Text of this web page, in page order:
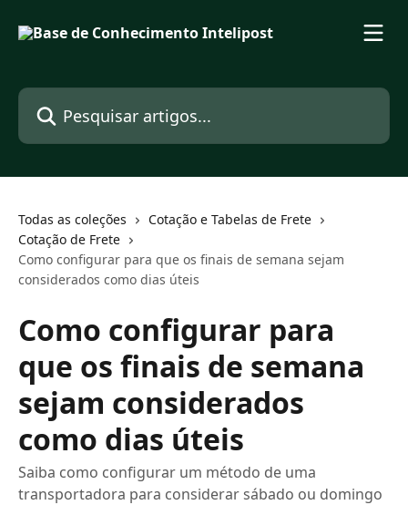
Pesquisar artigos...
Todas as coleções
Cotação e Tabelas de Frete
Cotação de Frete
Como configurar para que os finais de semana sejam
considerados como dias úteis
Como configurar para
que os finais de semana
sejam considerados
como dias úteis
Saiba como configurar um método de uma
transportadora para considerar sábado ou domingo